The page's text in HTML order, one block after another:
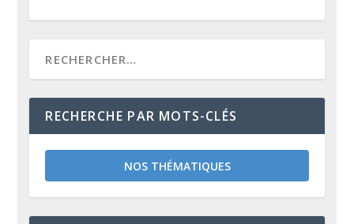
RECHERCHE PAR MOTS-CLÉS
NOS THÉMATIQUES